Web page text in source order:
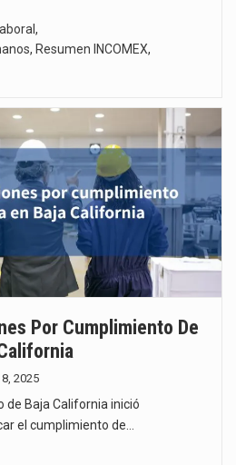
,
, Resumen INCOMEX,
Por Cumplimiento De
2025
de Baja California inició
el cumplimiento de…